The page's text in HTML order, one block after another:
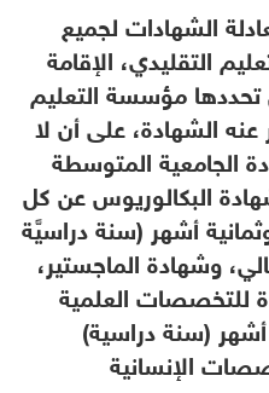
الشهادات لجميع
التقليدي، الإقامة
تحددها مؤسسة التعليم
الشهادة، على أن لا
الجامعية المتوسطة
البكالوريوس عن كل
أشهر (سنة دراسيَّة
وشهادة الماجستير،
للتخصصات العلمية
أشهر (سنة دراسية)
الإنسانية